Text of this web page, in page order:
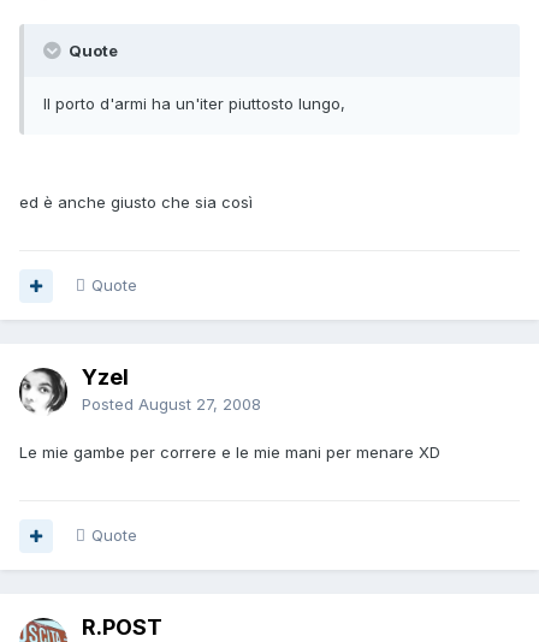
Quote
Il porto d'armi ha un'iter piuttosto lungo,
ed è anche giusto che sia così
Quote
Yzel
Posted August 27, 2008
Le mie gambe per correre e le mie mani per menare XD
Quote
R.POST